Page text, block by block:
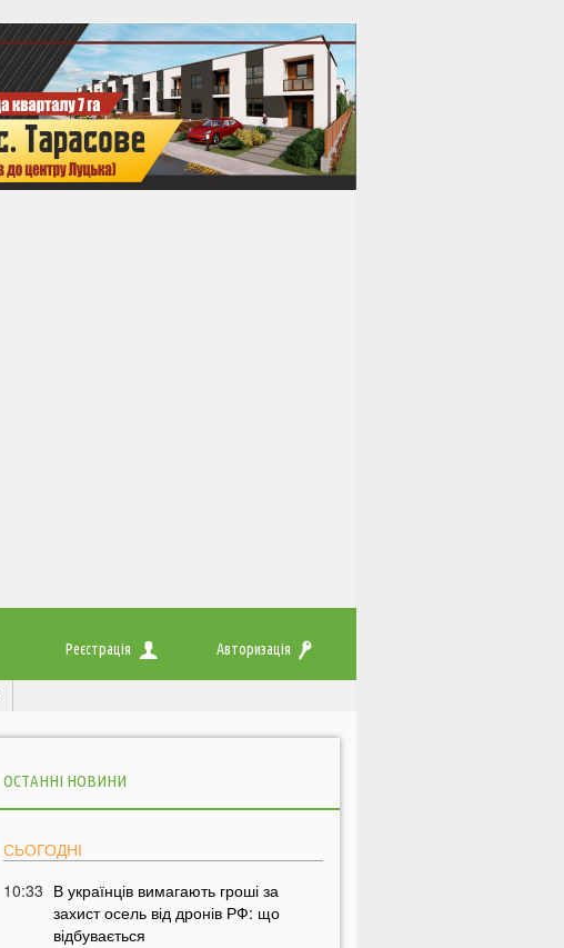
Реєстрація Авторизація
ОСТАННІ НОВИНИ
СЬОГОДНІ
10:33 В українців вимагають гроші за
захист осель від дронів РФ: що
відбувається